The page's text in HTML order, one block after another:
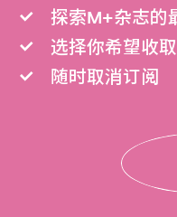
探索M+杂志的
选择你希望收
随时取消订阅